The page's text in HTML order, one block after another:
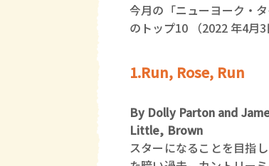
今月の「ニューヨーク・
のトップ10 （2022 年4月3
1.Run, Rose, Run
By Dolly Parton and
Little, Brown
スターになることを目指